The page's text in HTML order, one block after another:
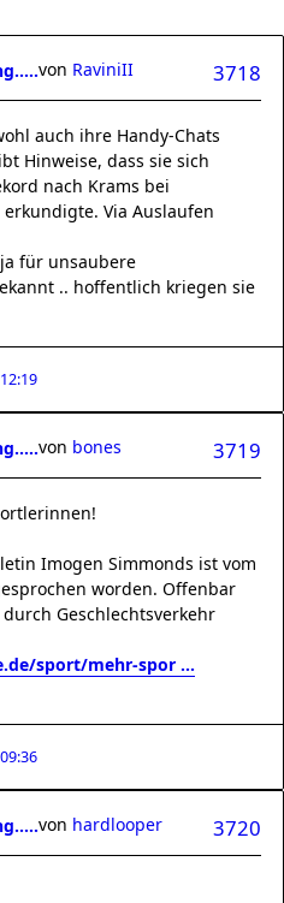
3718
von RaviniII
auch ihre Handy-Chats
Hinweise, dass sie sich
nach Krams bei
Via Auslaufen
für unsaubere
.. hoffentlich kriegen sie
3719
von bones
Imogen Simmonds ist vom
worden. Offenbar
Geschlechtsverkehr
sport/mehr-spor ...
3720
von hardlooper